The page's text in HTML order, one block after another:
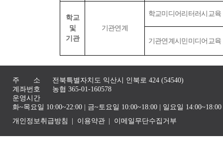
학교
및
기관
기관연계
학교미디어리터러시교육
기관연계시민미디어교육
주 소
전북특별자치도 익산시 인북로 424 (54540)
계좌번호
농협 365-01-160578
운영시간
화~목요일 10:00~22:00 | 금~토요일 10:00~18:00 | 일요일
개인정보취급방침
이용약관 이메일무단수집거부